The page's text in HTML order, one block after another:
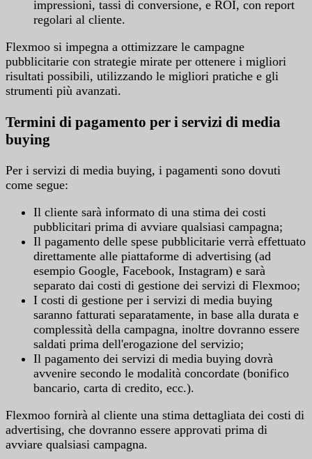
impressioni, tassi di conversione, e ROI, con report
regolari al cliente.
Flexmoo si impegna a ottimizzare le campagne
pubblicitarie con strategie mirate per ottenere i migliori
risultati possibili, utilizzando le migliori pratiche e gli
strumenti più avanzati.
Termini di pagamento per i servizi di media
buying
Per i servizi di media buying, i pagamenti sono dovuti
come segue:
Il cliente sarà informato di una stima dei costi
pubblicitari prima di avviare qualsiasi campagna;
Il pagamento delle spese pubblicitarie verrà effettuato
direttamente alle piattaforme di advertising (ad
esempio Google, Facebook, Instagram) e sarà
separato dai costi di gestione dei servizi di Flexmoo;
I costi di gestione per i servizi di media buying
saranno fatturati separatamente, in base alla durata e
complessità della campagna, inoltre dovranno essere
saldati prima dell'erogazione del servizio;
Il pagamento dei servizi di media buying dovrà
avvenire secondo le modalità concordate (bonifico
bancario, carta di credito, ecc.).
Flexmoo fornirà al cliente una stima dettagliata dei costi di
advertising, che dovranno essere approvati prima di
avviare qualsiasi campagna.